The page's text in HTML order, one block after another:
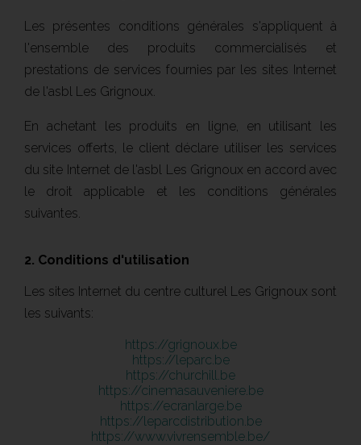
Les présentes conditions générales s'appliquent à
l'ensemble des produits commercialisés et
prestations de services fournies par les sites Internet
de l'asbl Les Grignoux.
En achetant les produits en ligne, en utilisant les
services offerts, le client déclare utiliser les services
du site Internet de l'asbl Les Grignoux en accord avec
le droit applicable et les conditions générales
suivantes.
2. Conditions d'utilisation
Les sites Internet du centre culturel Les Grignoux sont
les suivants:
https://grignoux.be
https://leparc.be
https://churchill.be
https://cinemasauveniere.be
https://ecranlarge.be
https://leparcdistribution.be
https://www.vivrensemble.be/